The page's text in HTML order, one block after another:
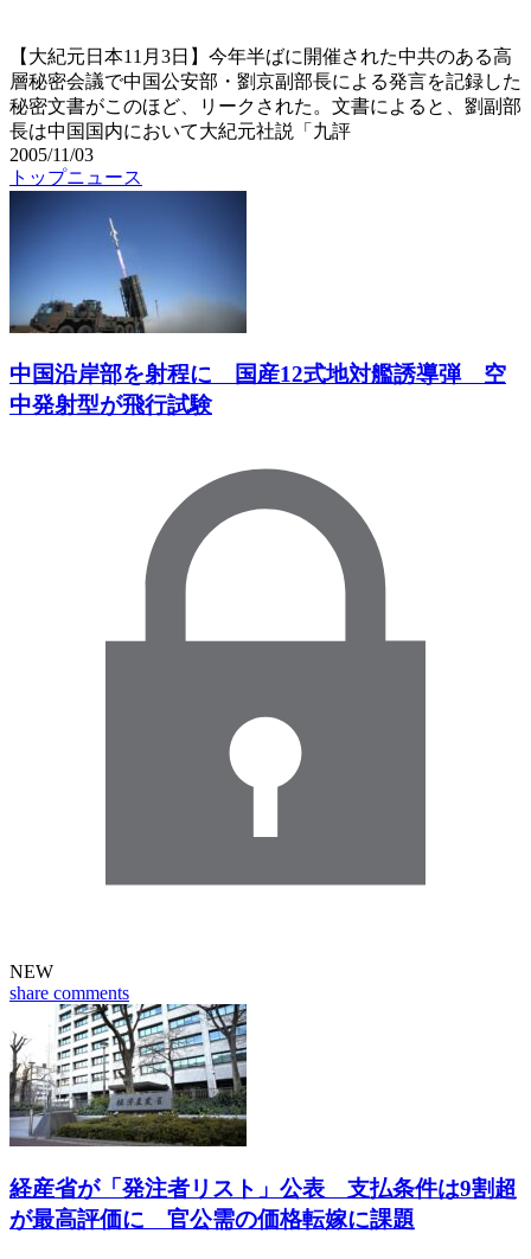
【大紀元日本11月3日】今年半ばに開催された中共のある高
層秘密会議で中国公安部・劉京副部長による発言を記録した
秘密文書がこのほど、リークされた。文書によると、劉副部
長は中国国内において大紀元社説「九評
2005/11/03
トップニュース
中国沿岸部を射程に 国産12式地対艦誘導弾 空
中発射型が飛行試験
NEW
share comments
経産省が「発注者リスト」公表 支払条件は9割超
が最高評価に 官公需の価格転嫁に課題